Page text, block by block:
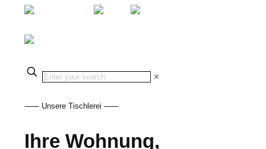
✕
⸺ Unsere Tischlerei ⸺
Ihre Wohnung,